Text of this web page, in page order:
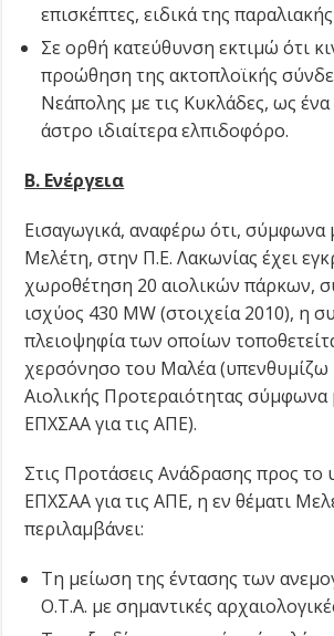
επισκέπτες, ειδικά της
Σε ορθή κατεύθυνση εκτιμώ ότι
προώθηση της ακτοπλοϊκής
Νεάπολης με τις Κυκλάδες, ως ένα
άστρο ιδιαίτερα ελπιδοφόρο.
Β. Ενέργεια
Εισαγωγικά, αναφέρω ότι, σύμφωνα
Μελέτη, στην Π.Ε. Λακωνίας έχει
χωροθέτηση 20 αιολικών πάρκων,
ισχύος 430 MW (στοιχεία 2010), η
πλειοψηφία των οποίων
χερσόνησο του Μαλέα (υπενθυμίζω
Αιολικής Προτεραιότητας σύμφωνα
ΕΠΧΣΑΑ για τις ΑΠΕ).
Στις Προτάσεις Ανάδρασης προς το
ΕΠΧΣΑΑ για τις ΑΠΕ, η εν θέματι
περιλαμβάνει:
Tη μείωση της έντασης των
Ο.Τ.Α. με σημαντικές